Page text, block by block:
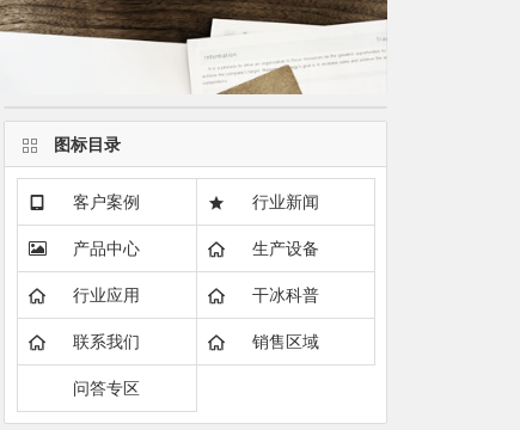
图标目录
客户案例 行业新闻
产品中心 生产设备
行业应用 干冰科普
联系我们 销售区域
问答专区